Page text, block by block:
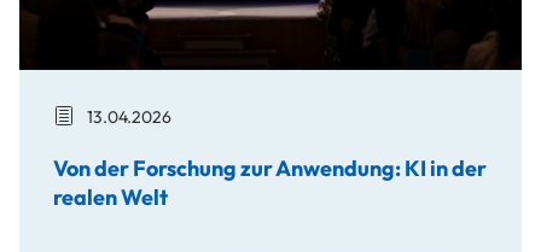
13.04.2026
Von der Forschung zur Anwendung: KI in der
realen Welt